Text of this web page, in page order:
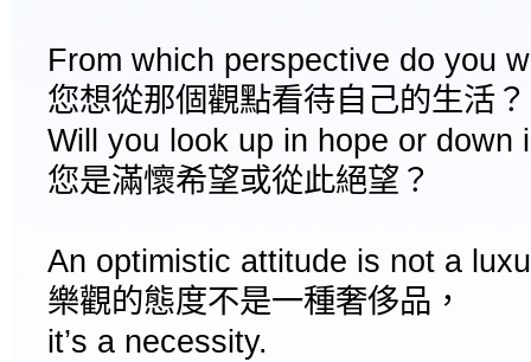
From which perspective do you
您想從那個觀點看待自己的生活？
Will you look up in hope or down
您是滿懷希望或從此絕望？
An optimistic attitude is not a
樂觀的態度不是一種奢侈品，
it’s a necessity.